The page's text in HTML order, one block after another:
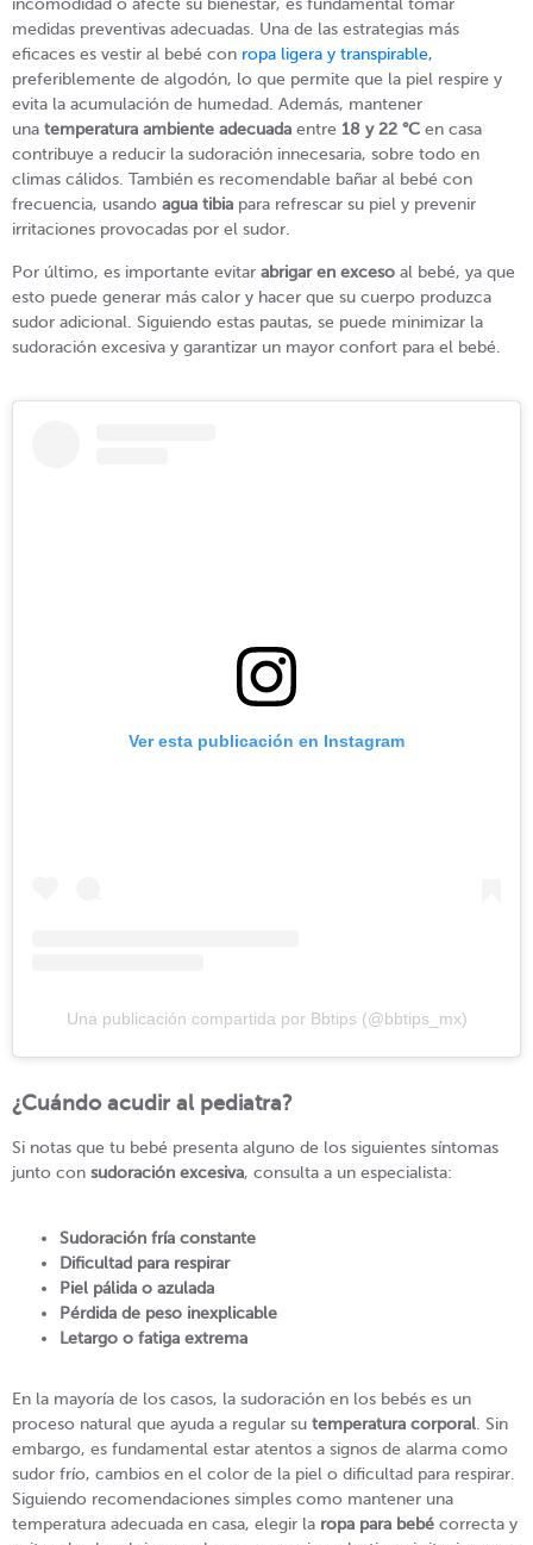
incomodidad o afecte su bienestar, es fundamental tomar
medidas preventivas adecuadas. Una de las estrategias más
eficaces es vestir al bebé con ropa ligera y transpirable,
preferiblemente de algodón, lo que permite que la piel respire y
evita la acumulación de humedad. Además, mantener
una temperatura ambiente adecuada entre 18 y 22 °C en casa
contribuye a reducir la sudoración innecesaria, sobre todo en
climas cálidos. También es recomendable bañar al bebé con
frecuencia, usando agua tibia para refrescar su piel y prevenir
irritaciones provocadas por el sudor.
Por último, es importante evitar abrigar en exceso al bebé, ya que
esto puede generar más calor y hacer que su cuerpo produzca
sudor adicional. Siguiendo estas pautas, se puede minimizar la
sudoración excesiva y garantizar un mayor confort para el bebé.
Ver esta publicación en Instagram
Una publicación compartida por Bbtips (@bbtips_mx)
¿Cuándo acudir al pediatra?
Si notas que tu bebé presenta alguno de los siguientes síntomas
junto con sudoración excesiva, consulta a un especialista:
Sudoración fría constante
Dificultad para respirar
Piel pálida o azulada
Pérdida de peso inexplicable
Letargo o fatiga extrema
En la mayoría de los casos, la sudoración en los bebés es un
proceso natural que ayuda a regular su temperatura corporal. Sin
embargo, es fundamental estar atentos a signos de alarma como
sudor frío, cambios en el color de la piel o dificultad para respirar.
Siguiendo recomendaciones simples como mantener una
temperatura adecuada en casa, elegir la ropa para bebé correcta y